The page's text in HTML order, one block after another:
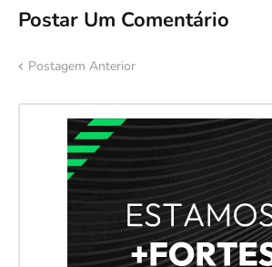
Postar Um Comentário
Postagem Anterior